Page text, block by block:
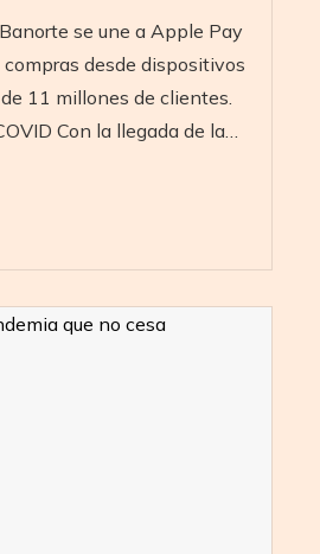
se une a Apple Pay
desde dispositivos
11 millones de clientes.
Con la llegada de la…